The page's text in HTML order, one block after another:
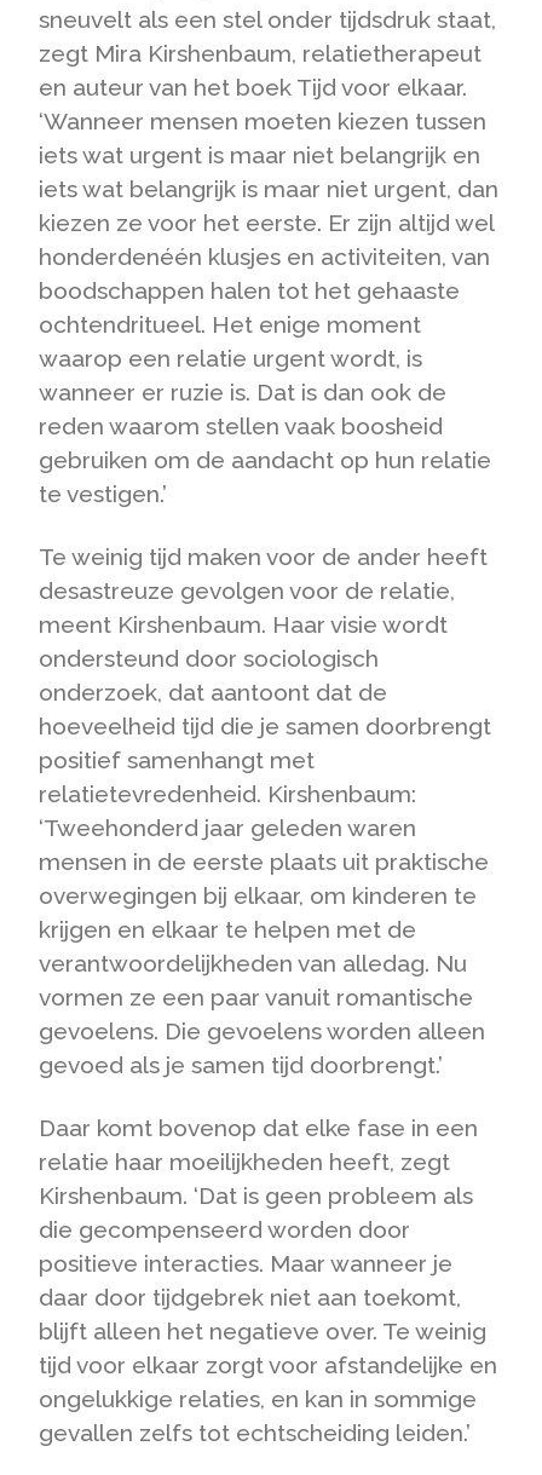
sneuvelt als een stel onder tijdsdruk staat,
zegt Mira Kirshenbaum, relatietherapeut
en auteur van het boek Tijd voor elkaar.
‘Wanneer mensen moeten kiezen tussen
iets wat urgent is maar niet belangrijk en
iets wat belangrijk is maar niet urgent, dan
kiezen ze voor het eerste. Er zijn altijd wel
honderdenéén klusjes en activiteiten, van
boodschappen halen tot het gehaaste
ochtendritueel. Het enige moment
waarop een relatie urgent wordt, is
wanneer er ruzie is. Dat is dan ook de
reden waarom stellen vaak boosheid
gebruiken om de aandacht op hun relatie
te vestigen.’
Te weinig tijd maken voor de ander heeft
desastreuze gevolgen voor de relatie,
meent Kirshenbaum. Haar visie wordt
ondersteund door sociologisch
onderzoek, dat aantoont dat de
hoeveelheid tijd die je samen doorbrengt
positief samenhangt met
relatietevredenheid. Kirshenbaum:
‘Tweehonderd jaar geleden waren
mensen in de eerste plaats uit praktische
overwegingen bij elkaar, om kinderen te
krijgen en elkaar te helpen met de
verantwoordelijkheden van alledag. Nu
vormen ze een paar vanuit romantische
gevoelens. Die gevoelens worden alleen
gevoed als je samen tijd doorbrengt.’
Daar komt bovenop dat elke fase in een
relatie haar moeilijkheden heeft, zegt
Kirshenbaum. ‘Dat is geen probleem als
die gecompenseerd worden door
positieve interacties. Maar wanneer je
daar door tijdgebrek niet aan toekomt,
blijft alleen het negatieve over. Te weinig
tijd voor elkaar zorgt voor afstandelijke en
ongelukkige relaties, en kan in sommige
gevallen zelfs tot echtscheiding leiden.’